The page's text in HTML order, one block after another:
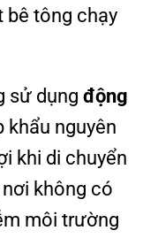
bê tông chạy
sử dụng động
khẩu nguyên
khi di chuyển
không có
môi trường